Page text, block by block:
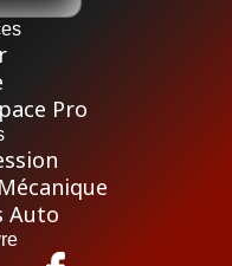
Pro
Auto